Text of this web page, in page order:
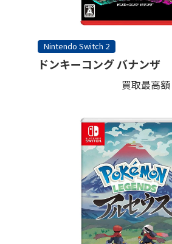
Nintendo Switch 2
ドンキーコング バナンザ
買取最高額